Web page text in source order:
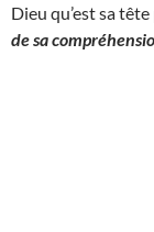
Dieu qu’est sa
de sa